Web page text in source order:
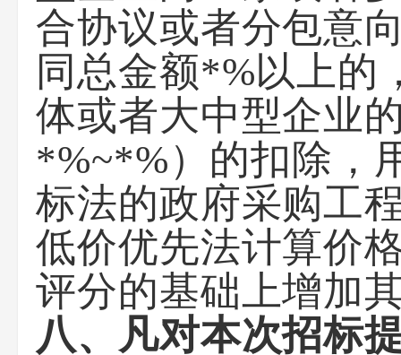
合协议或者分包意
同总金额*%以上的
体或者大中型企业
*%~*%）的扣除，
标法的政府采购工
低价优先法计算价
评分的基础上增加
八、凡对本次招标